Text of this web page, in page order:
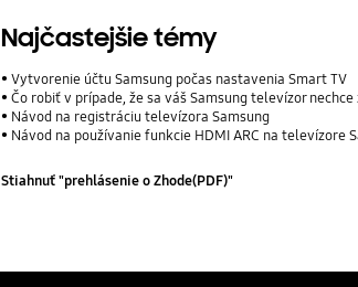
Najčastejšie témy
Vytvorenie účtu Samsung počas nastavenia Smart TV
Čo robiť v prípade, že sa váš Samsung televízor
Návod na registráciu televízora Samsung
Návod na používanie funkcie HDMI ARC na televízore
Stiahnuť "prehlásenie o Zhode(PDF)"